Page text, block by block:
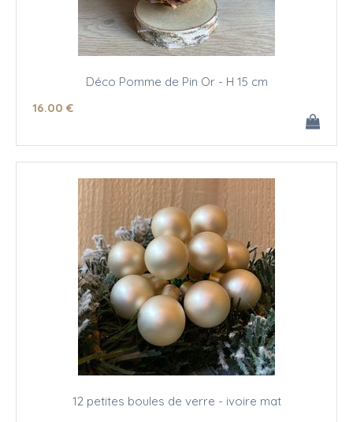
Déco Pomme de Pin Or - H 15 cm
16.00 €
12 petites boules de verre - ivoire mat